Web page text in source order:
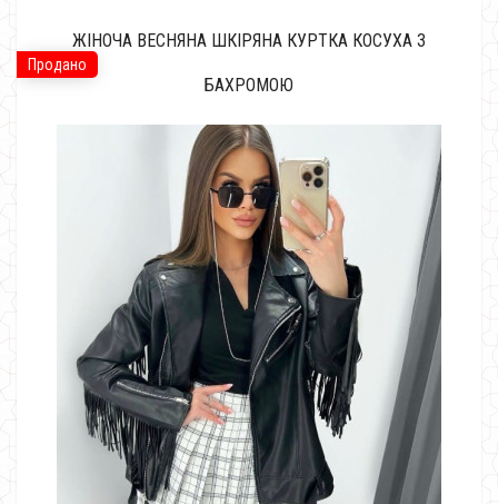
Продано
ЖІНОЧА ВЕСНЯНА ШКІРЯНА КУРТКА КОСУХА З
БАХРОМОЮ